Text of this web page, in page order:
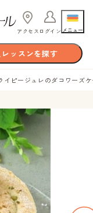
アクセス ログイン メニュー
レッスンを探す
イピージュレのダコワーズ